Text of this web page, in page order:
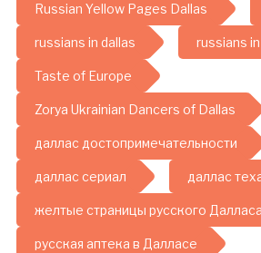
Russian Yellow Pages Dallas
russians in dallas russians
Taste of Europe
Zorya Ukrainian Dancers of Dallas
даллас достопримечательности
даллас сериал даллас
желтые страницы русского Далласа
русская аптека в Далласе